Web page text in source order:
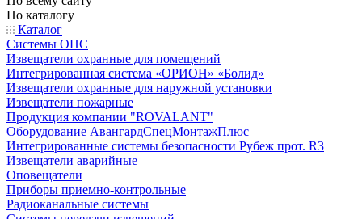
По каталогу
Каталог
Системы ОПС
Извещатели охранные для помещений
Интегрированная система «ОРИОН» «Болид»
Извещатели охранные для наружной установки
Извещатели пожарные
Продукция компании "ROVALANT"
Оборудование АвангардСпецМонтажПлюс
Интегрированные системы безопасности Рубеж прот. R3
Извещатели аварийные
Оповещатели
Приборы приемно-контрольные
Радиоканальные системы